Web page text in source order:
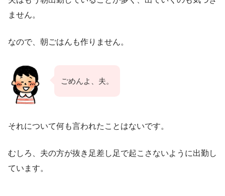
ません。
なので、朝ごはんも作りません。
ごめんよ、夫。
それについて何も言われたことはないです。
むしろ、夫の方が抜き足差し足で起こさないように出勤し
ています。